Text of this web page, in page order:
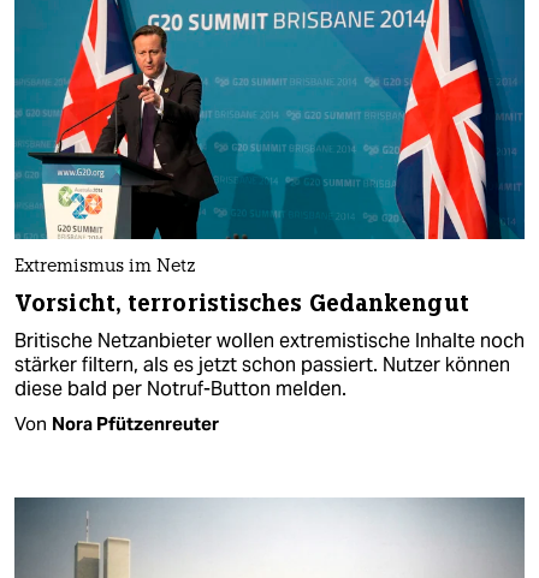
Extremismus im Netz
Vorsicht, terroristisches Gedankengut
Britische Netzanbieter wollen extremistische Inhalte noch
stärker filtern, als es jetzt schon passiert. Nutzer können
diese bald per Notruf-Button melden.
Von Nora Pfützenreuter